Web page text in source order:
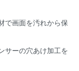
で画面を汚れから保
サーの穴あけ加工を